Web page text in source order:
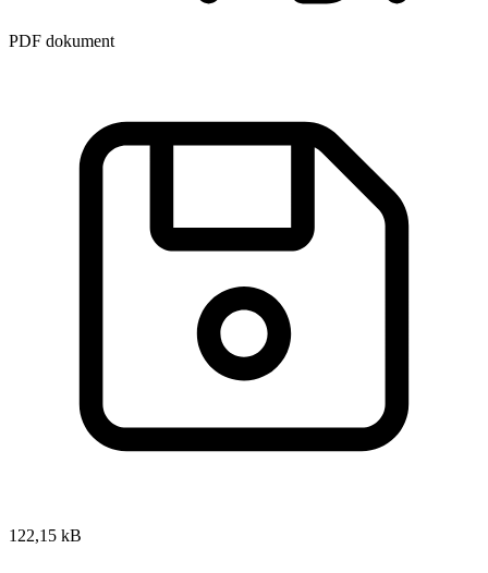
PDF dokument
122,15 kB